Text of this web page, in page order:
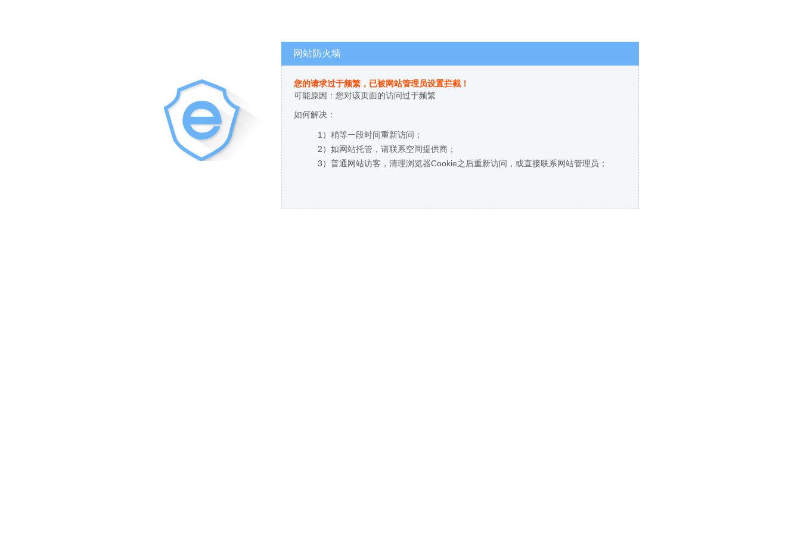
网站防火墙
您的请求过于频繁，已被网站管理员设置拦截！
可能原因：您对该页面的访问过于频繁
如何解决：
1）稍等一段时间重新访问；
2）如网站托管，请联系空间提供商；
3）普通网站访客，清理浏览器Cookie之后重新访问，或直接联系网站管理员；